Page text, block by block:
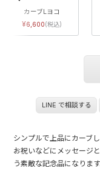
カーブLヨコ
6,600
LINE で相談する
シンプルで上品にカーブ
お祝いなどにメッセージ
う素敵な記念品になります